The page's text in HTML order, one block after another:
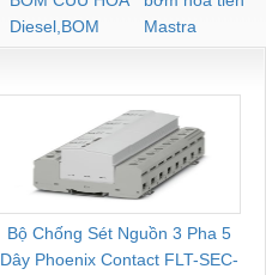
Diesel,BOM
CHUA CHAY
Mastra
Bộ Chống Sét Nguồn 3 Pha 5
Dây Phoenix Contact FLT-SEC-